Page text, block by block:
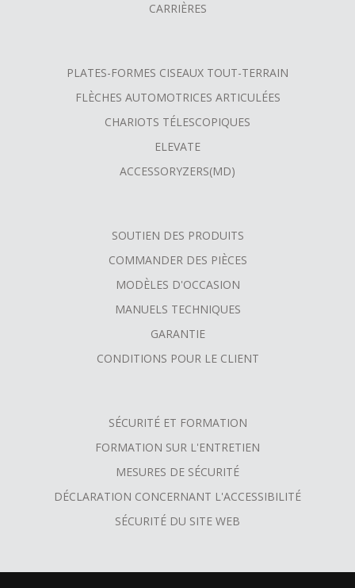
CARRIÈRES
PLATES-FORMES CISEAUX TOUT-TERRAIN
FLÈCHES AUTOMOTRICES ARTICULÉES
CHARIOTS TÉLESCOPIQUES
ELEVATE
ACCESSORYZERS(MD)
SOUTIEN DES PRODUITS
COMMANDER DES PIÈCES
MODÈLES D'OCCASION
MANUELS TECHNIQUES
GARANTIE
CONDITIONS POUR LE CLIENT
SÉCURITÉ ET FORMATION
FORMATION SUR L'ENTRETIEN
MESURES DE SÉCURITÉ
DÉCLARATION CONCERNANT L'ACCESSIBILITÉ
SÉCURITÉ DU SITE WEB